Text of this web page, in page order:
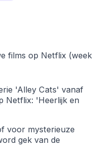
films op Netflix (week
'Alley Cats' vanaf
Netflix: 'Heerlijk en
voor mysterieuze
gek van de